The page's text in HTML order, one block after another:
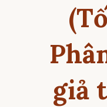
giả